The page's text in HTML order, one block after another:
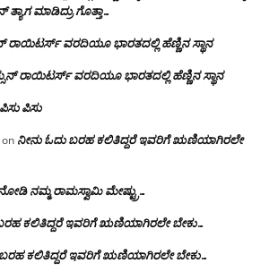
ತ್ಯಾಗ ಮಾಡಿದ್ರು ಗೊತ್ತಾ…
ರಾಯಿಟರ್ಸ್ ವರದಿಯೂ ಭಾರತದಲ್ಲಿ ಹೆಣ್ಣಿನ ಸ್ಥಾನ‌
ರಾಯಿಟರ್ಸ್ ವರದಿಯೂ ಭಾರತದಲ್ಲಿ ಹೆಣ್ಣಿನ ಸ್ಥಾನ‌
ಪಿಸು
on ನೀನು ಓದು ಬರಹ ಕಲಿತಿದ್ದರೆ ಇವರಿಗೆ ಋಣಿಯಾಗಿರಲೇ
ನಮ್ಮ‌ ರಾಮಸ್ವಾಮಿ ಮೇಷ್ಟ್ರು…
ಕಲಿತಿದ್ದರೆ ಇವರಿಗೆ ಋಣಿಯಾಗಿರಲೇ ಬೇಕು…
ಬರಹ ಕಲಿತಿದ್ದರೆ ಇವರಿಗೆ ಋಣಿಯಾಗಿರಲೇ ಬೇಕು…